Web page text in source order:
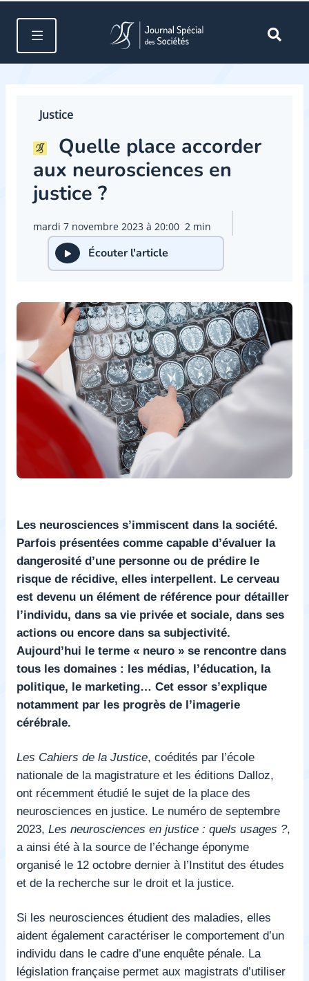
Justice
Quelle place accorder
aux neurosciences en
justice ?
mardi 7 novembre 2023 à 20:00 2 min
Écouter l'article
Les neurosciences s’immiscent dans la société.
Parfois présentées comme capable d’évaluer la
dangerosité d’une personne ou de prédire le
risque de récidive, elles interpellent. Le cerveau
est devenu un élément de référence pour détailler
l’individu, dans sa vie privée et sociale, dans ses
actions ou encore dans sa subjectivité.
Aujourd’hui le terme « neuro » se rencontre dans
tous les domaines : les médias, l’éducation, la
politique, le marketing… Cet essor s’explique
notamment par les progrès de l’imagerie
cérébrale.
Les Cahiers de la Justice, coédités par l’école
nationale de la magistrature et les éditions Dalloz,
ont récemment étudié le sujet de la place des
neurosciences en justice. Le numéro de septembre
2023, Les neurosciences en justice : quels usages ?,
a ainsi été à la source de l’échange éponyme
organisé le 12 octobre dernier à l’Institut des études
et de la recherche sur le droit et la justice.
Si les neurosciences étudient des maladies, elles
aident également caractériser le comportement d’un
individu dans le cadre d’une enquête pénale. La
législation française permet aux magistrats d’utiliser